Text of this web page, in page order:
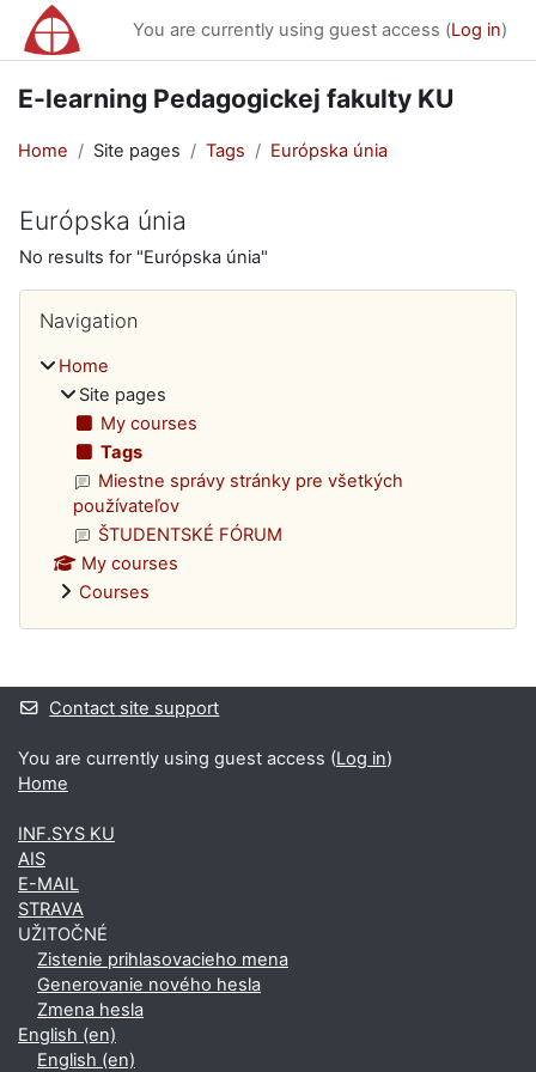
Skip to main content
You are currently using guest access (Log in)
E-learning Pedagogickej fakulty KU
Home Site pages Tags Európska únia
Európska únia
No results for "Európska únia"
Blocks
Navigation
Home
Site pages
My courses
Tags
Miestne správy stránky pre všetkých
používateľov
ŠTUDENTSKÉ FÓRUM
My courses
Courses
Supplementary blocks
Contact site support
You are currently using guest access (Log in)
Home
INF.SYS KU
AIS
E-MAIL
STRAVA
UŽITOČNÉ
Zistenie prihlasovacieho mena
Generovanie nového hesla
Zmena hesla
English ‎(en)‎
English ‎(en)‎